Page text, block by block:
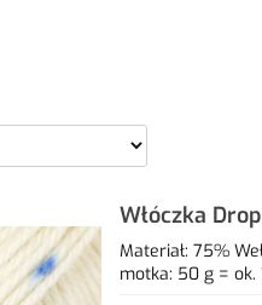
Włóczka
25% poliamid
Materiał: 75%
motka: 50 g = ok.